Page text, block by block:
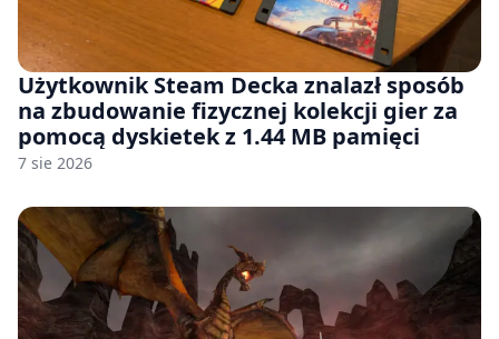
Użytkownik Steam Decka znalazł sposób
na zbudowanie fizycznej kolekcji gier za
pomocą dyskietek z 1.44 MB pamięci
7 sie 2026